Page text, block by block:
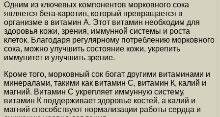
Одним из ключевых компонентов морковного сока
является бета-каротин, который превращается в
организме в витамин А. Этот витамин необходим для
здоровья кожи, зрения, иммунной системы и роста
клеток. Благодаря регулярному потреблению морковного
сока, можно улучшить состояние кожи, укрепить
иммунитет и улучшить зрение.
Кроме того, морковный сок богат другими витаминами и
минералами, такими как витамин С, витамин К, калий и
магний. Витамин С укрепляет иммунную систему,
витамин К поддерживает здоровье костей, а калий и
магний способствуют нормализации работы сердца и